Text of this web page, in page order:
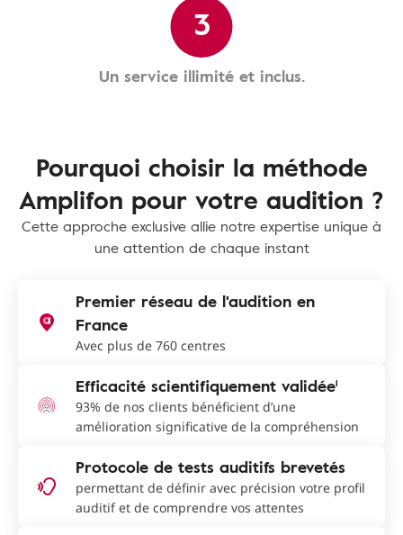
3
Un service illimité et inclus.
Pourquoi choisir la méthode
Amplifon pour votre audition ?
Cette approche exclusive allie notre expertise unique à
une attention de chaque instant
Premier réseau de l'audition en
France
Avec plus de 760 centres
Efficacité scientifiquement validée¹
93% de nos clients bénéficient d’une
amélioration significative de la compréhension
Protocole de tests auditifs brevetés
permettant de définir avec précision votre profil
auditif et de comprendre vos attentes